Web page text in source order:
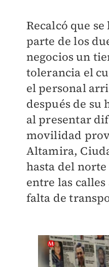
Recalcó que
parte de los
negocios un
tolerancia el
el personal
después de
al presentar
movilidad
Altamira,
hasta del
entre las
falta de